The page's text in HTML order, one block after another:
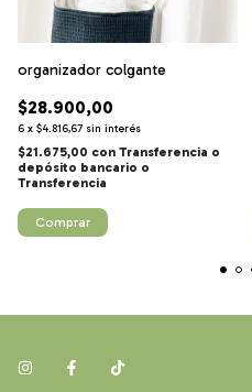
organizador colgante
$28.900,00
6 x $4.816,67 sin interés
$21.675,00 con Transferencia o
depósito bancario
Comprar